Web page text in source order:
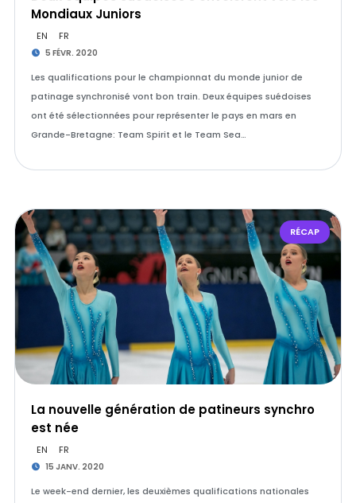
Mondiaux Juniors
EN FR
5 FÉVR. 2020
Les qualifications pour le championnat du monde junior de
patinage synchronisé vont bon train. Deux équipes suédoises
ont été sélectionnées pour représenter le pays en mars en
Grande-Bretagne: Team Spirit et le Team Sea…
RÉCAP
La nouvelle génération de patineurs synchro
est née
EN FR
15 JANV. 2020
Le week-end dernier, les deuxièmes qualifications nationales